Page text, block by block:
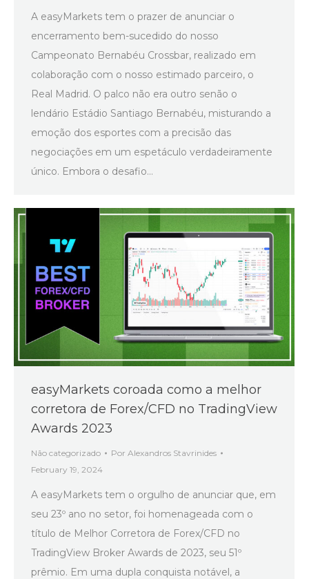
A easyMarkets tem o prazer de anunciar o
encerramento bem-sucedido do nosso
Campeonato Bernabéu Crossbar, realizado em
colaboração com o nosso estimado parceiro, o
Real Madrid. O palco não era outro senão o
lendário Estádio Santiago Bernabéu, misturando a
emoção dos esportes com a precisão das
negociações em um espetáculo verdadeiramente
único. Embora o desafio…
easyMarkets coroada como a melhor
corretora de Forex/CFD no TradingView
Awards 2023
Não categorizado Por Alexandros Stavrinides
February 19, 2024
A easyMarkets tem o orgulho de anunciar que, em
seu 23º ano no setor, foi homenageada com o
título de Melhor Corretora de Forex/CFD no
TradingView Broker Awards de 2023, seu 51º
prêmio. Em uma dupla conquista notável, a